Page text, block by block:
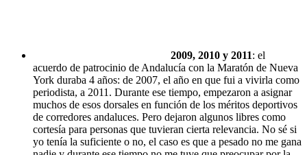
2009, 2010 y 2011: el
acuerdo de patrocinio de Andalucía con la Maratón de Nueva
York duraba 4 años: de 2007, el año en que fui a vivirla como
periodista, a 2011. Durante ese tiempo, empezaron a asignar
muchos de esos dorsales en función de los méritos deportivos
de corredores andaluces. Pero dejaron algunos libres como
cortesía para personas que tuvieran cierta relevancia. No sé si
yo tenía la suficiente o no, el caso es que a pesado no me gana